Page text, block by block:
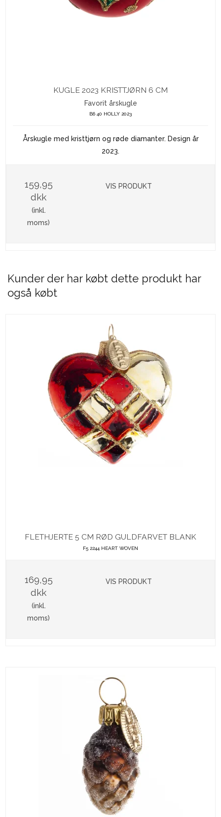
KUGLE 2023 KRISTTJØRN 6 CM
Favorit årskugle
B6 40 HOLLY 2023
Årskugle med kristtjørn og røde diamanter. Design år
2023.
159,95
dkk
(inkl.
moms)
VIS PRODUKT
Kunder der har købt dette produkt har
også købt
FLETHJERTE 5 CM RØD GULDFARVET BLANK
F5 2244 HEART WOVEN
169,95
dkk
(inkl.
moms)
VIS PRODUKT